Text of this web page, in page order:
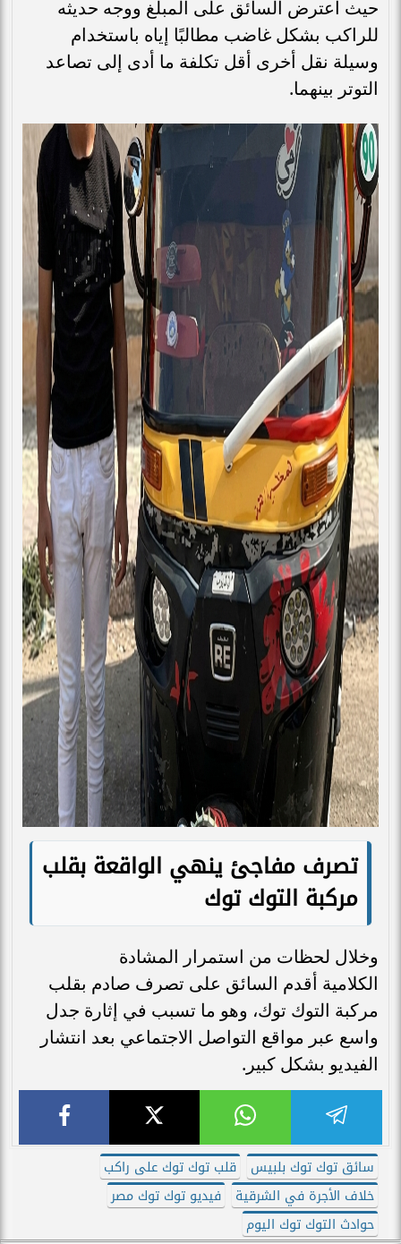
حيث اعترض السائق على المبلغ ووجه حديثه
للراكب بشكل غاضب مطالبًا إياه باستخدام
وسيلة نقل أخرى أقل تكلفة ما أدى إلى تصاعد
التوتر بينهما.
تصرف مفاجئ ينهي الواقعة بقلب
مركبة التوك توك
وخلال لحظات من استمرار المشادة
الكلامية أقدم السائق على تصرف صادم بقلب
مركبة التوك توك، وهو ما تسبب في إثارة جدل
واسع عبر مواقع التواصل الاجتماعي بعد انتشار
الفيديو بشكل كبير.
سائق توك توك بلبيس
قلب توك توك على راكب
خلاف الأجرة في الشرقية
فيديو توك توك مصر
حوادث التوك توك اليوم